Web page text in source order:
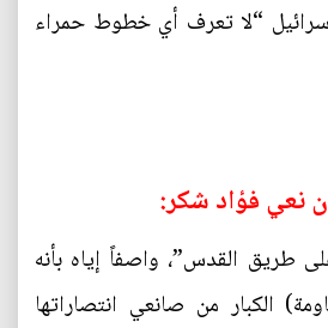
“لا تعرف أي خطوط حمراء
نعي فؤاد شكر:
طريق القدس”، واصفاً إياه بأنه
الكبار من صانعي انتصاراتها